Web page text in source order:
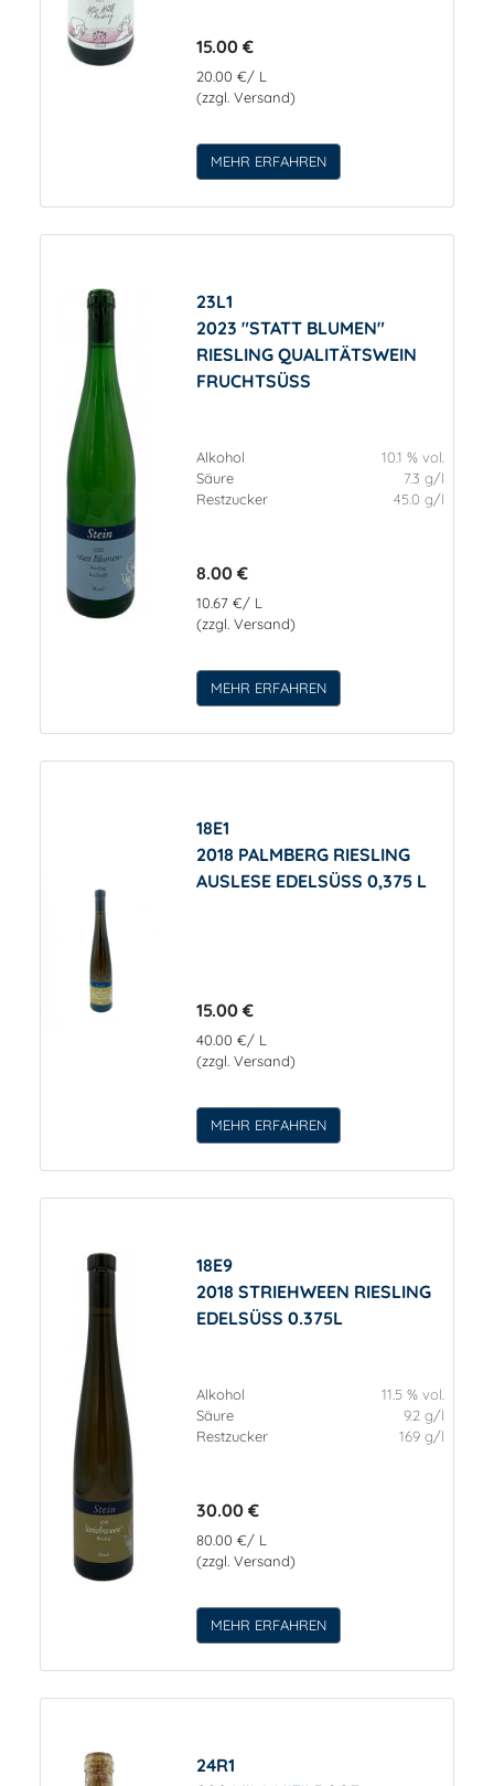
15.00 €
20.00 €/ L
(zzgl. Versand)
MEHR ERFAHREN
23L1
2023 "STATT BLUMEN"
RIESLING QUALITÄTSWEIN
FRUCHTSÜSS
Alkohol
10.1 % vol.
Säure
7.3 g/l
Restzucker
45.0 g/l
8.00 €
10.67 €/ L
(zzgl. Versand)
MEHR ERFAHREN
18E1
2018 PALMBERG RIESLING
AUSLESE EDELSÜSS 0,375 L
15.00 €
40.00 €/ L
(zzgl. Versand)
MEHR ERFAHREN
18E9
2018 STRIEHWEEN RIESLING
EDELSÜSS 0.375L
Alkohol
11.5 % vol.
Säure
9.2 g/l
Restzucker
169 g/l
30.00 €
80.00 €/ L
(zzgl. Versand)
MEHR ERFAHREN
24R1